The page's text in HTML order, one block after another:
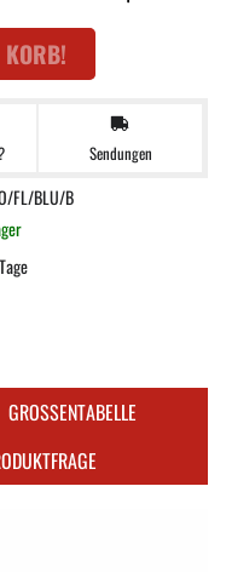
Sendungen
FL/BLU/B
GROSSENTABELLE